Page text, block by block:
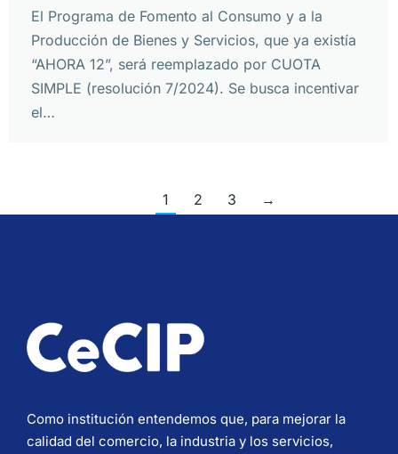
El Programa de Fomento al Consumo y a la
Producción de Bienes y Servicios, que ya existía
“AHORA 12”, será reemplazado por CUOTA
SIMPLE (resolución 7/2024). Se busca incentivar
el…
1 2 3 →
Como institución entendemos que, para mejorar la
calidad del comercio, la industria y los servicios,